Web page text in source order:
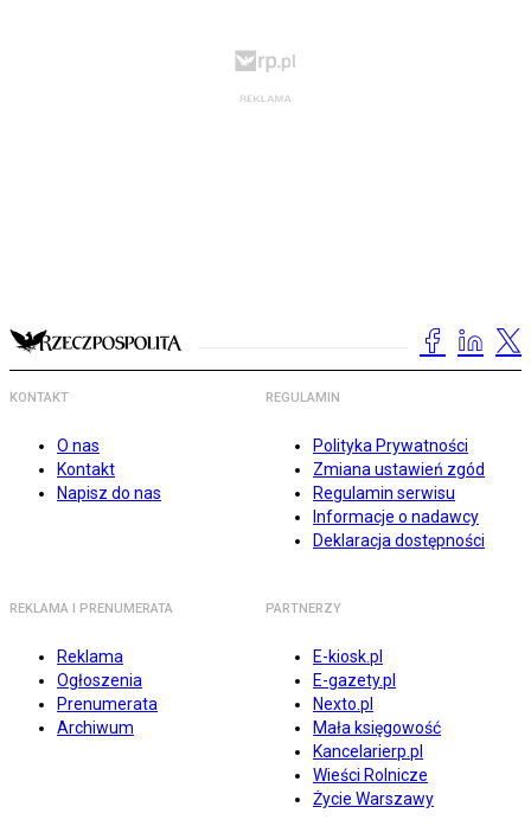
KONTAKT
O nas
Kontakt
Napisz do nas
REGULAMIN
Polityka Prywatności
Zmiana ustawień zgód
Regulamin serwisu
Informacje o nadawcy
Deklaracja dostępności
REKLAMA I PRENUMERATA
Reklama
Ogłoszenia
Prenumerata
Archiwum
PARTNERZY
E-kiosk.pl
E-gazety.pl
Nexto.pl
Mała księgowość
Kancelarierp.pl
Wieści Rolnicze
Życie Warszawy